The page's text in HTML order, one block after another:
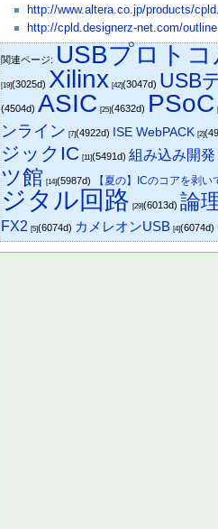
http://www.altera.co.jp/products/
http://cpld.designerz-net.com/
関連ページ: USBプロト
[19](3025d) Xilinx [42](3047d) USB
(4504d)ASIC [25](4632d) PSoC
ンライン [7](4922d) ISE WebPACK [2]
ジックIC [11](5491d)組み込み開発
ツ館 [14](5987d) 【夏の】ICのコアを剥い
ジタル回路 [29](6013d)論
FX2 [5](6074d) カメレオンUSB [4](6074d)